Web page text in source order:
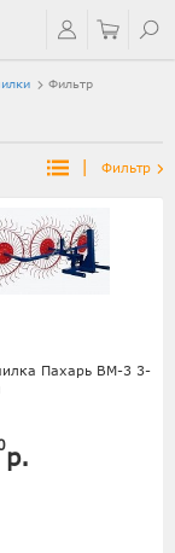
Фильтр
| Фильтр
Пахарь ВМ-3 3-
р.